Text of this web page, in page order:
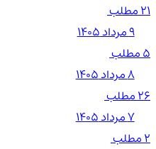
21 مطلب
۹ مرداد ۱۴۰۵
5 مطلب
۸ مرداد ۱۴۰۵
26 مطلب
۷ مرداد ۱۴۰۵
2 مطلب